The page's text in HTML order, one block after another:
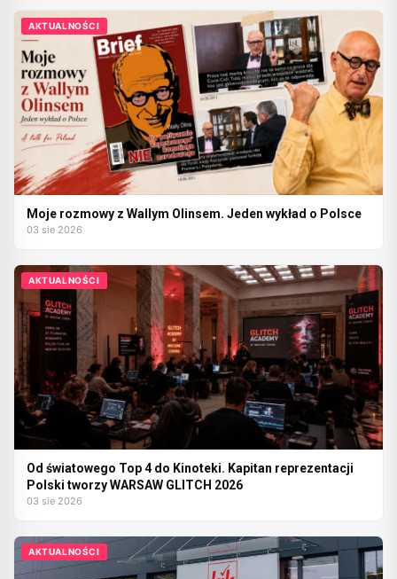
AKTUALNOŚCI
Moje rozmowy z Wallym Olinsem. Jeden wykład o Polsce
03 sie 2026
AKTUALNOŚCI
Od światowego Top 4 do Kinoteki. Kapitan reprezentacji
Polski tworzy WARSAW GLITCH 2026
03 sie 2026
AKTUALNOŚCI